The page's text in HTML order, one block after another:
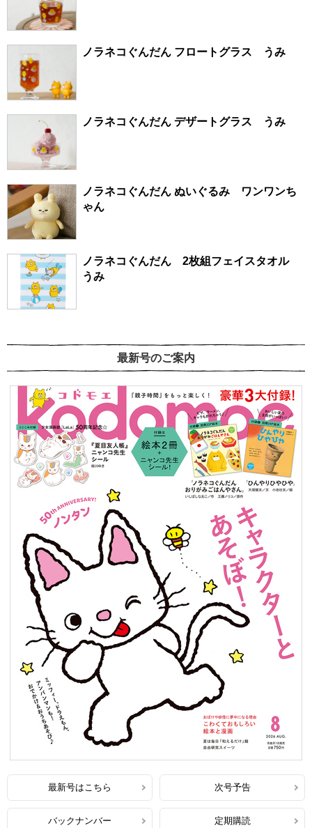
ノラネコぐんだん フロートグラス うみ
ノラネコぐんだん デザートグラス うみ
ノラネコぐんだん ぬいぐるみ ワンワンち
ゃん
ノラネコぐんだん 2枚組フェイスタオル
うみ
最新号のご案内
最新号はこちら 次号予告
バックナンバー 定期購読